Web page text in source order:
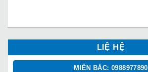
LIỆ HỆ
MIỀN BẮC: 0988977890